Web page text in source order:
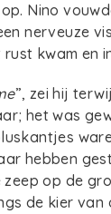
Nino
nerveuze
kwam en
”, zei hij
het was
hebben
op de
de kier van